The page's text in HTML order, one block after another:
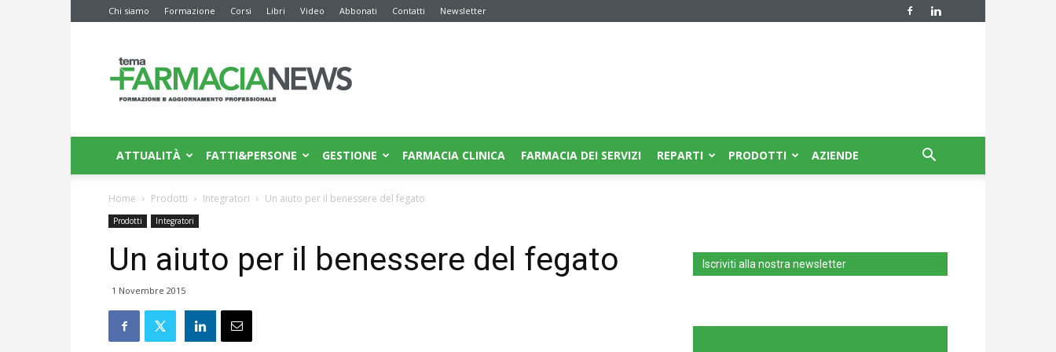
Chi siamo Formazione Corsi Libri Video Abbonati Contatti Newsletter
News
ATTUALITÀ FATTI&PERSONE GESTIONE FARMACIA CLINICA FARMACIA DEI SERVIZI REPARTI PRODOTTI AZIENDE
Home Prodotti Integratori Un aiuto per il benessere del fegato
Prodotti Integratori
Un aiuto per il benessere del fegato
1 Novembre 2015
Iscriviti alla nostra newsletter